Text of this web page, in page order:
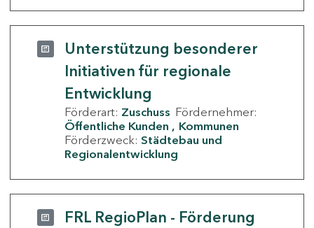
Unterstützung besonderer
Initiativen für regionale
Entwicklung
Förderart: Zuschuss Fördernehmer:
Öffentliche Kunden
Kommunen
Förderzweck: Städtebau und
Regionalentwicklung
FRL RegioPlan - Förderung